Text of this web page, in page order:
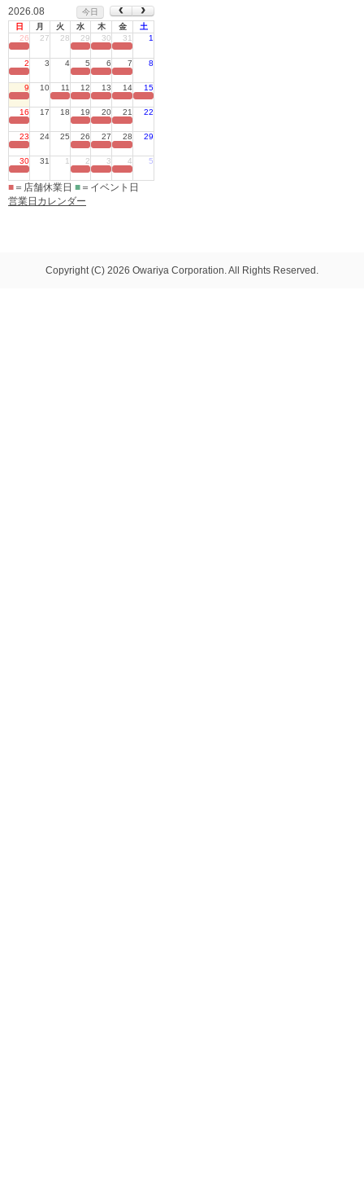
2026.08
今日
日
月 火 水 木 金
土
26
27 28 29 30 31 1
2 3 4 5 6 7 8
9 10 11 12 13 14 15
16 17 18 19 20 21 22
23 24 25 26 27 28 29
30 31 1 2 3 4 5
■ ＝店舗休業日 ■ ＝イベント日
営業日カレンダー
Copyright (C) 2026 Owariya Corporation. All Rights Reserved.